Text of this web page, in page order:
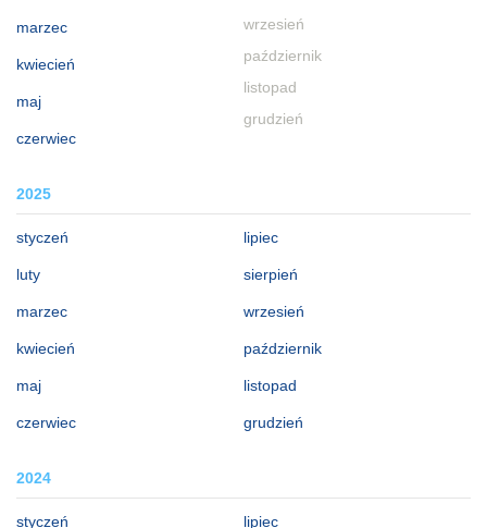
marzec
kwiecień
maj
czerwiec
wrzesień
październik
listopad
grudzień
2025
styczeń
luty
marzec
kwiecień
maj
czerwiec
lipiec
sierpień
wrzesień
październik
listopad
grudzień
2024
styczeń lipiec